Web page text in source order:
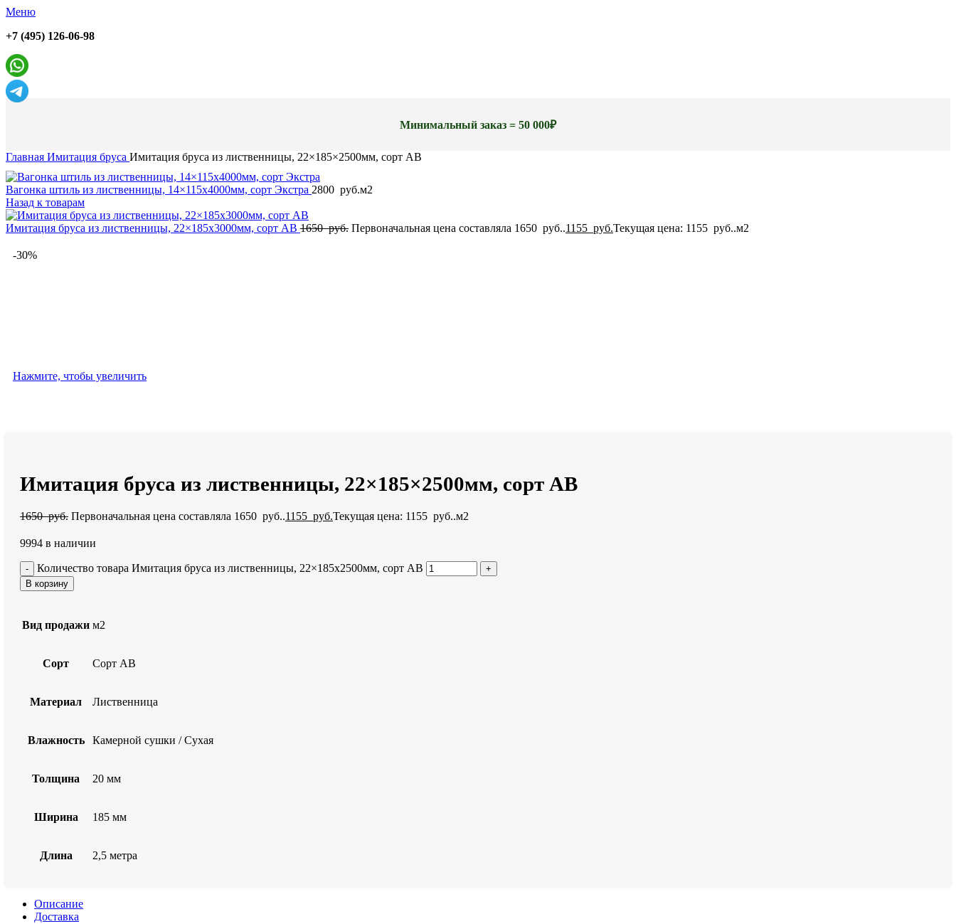
Меню
+7 (495) 126-06-98
Минимальный заказ = 50 000₽
Главная Имитация бруса Имитация бруса из лиственницы, 22×185×2500мм, сорт AB
Вагонка штиль из лиственницы, 14×115x4000мм, сорт Экстра 2800 руб.м2
Назад к товарам
Имитация бруса из лиственницы, 22×185x3000мм, сорт AB 1650руб. Первоначальная цена составляла 1650 руб..1155 руб.Текущая цена: 1155 руб..м2
-30%
Нажмите, чтобы увеличить
Имитация бруса из лиственницы, 22×185×2500мм, сорт AB
1650руб. Первоначальная цена составляла 1650 руб..1155 руб.Текущая цена: 1155 руб..м2
9994 в наличии
Количество товара Имитация бруса из лиственницы, 22×185x2500мм, сорт AB
В корзину
Вид продажи м2
Сорт Сорт АВ
Материал Лиственница
Влажность Камерной сушки / Сухая
Толщина 20 мм
Ширина 185 мм
Длина 2,5 метра
Описание
Доставка